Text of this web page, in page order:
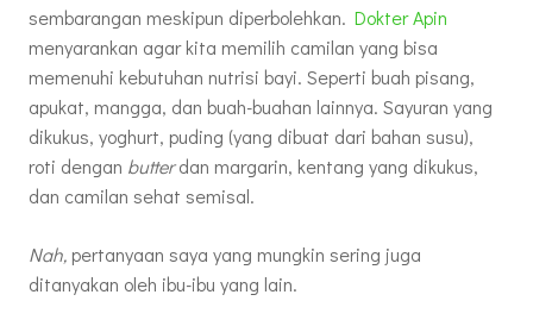
sembarangan meskipun diperbolehkan. Dokter Apin
menyarankan agar kita memilih camilan yang bisa
memenuhi kebutuhan nutrisi bayi. Seperti buah pisang,
apukat, mangga, dan buah-buahan lainnya. Sayuran yang
dikukus, yoghurt, puding (yang dibuat dari bahan susu),
roti dengan butterdan margarin, kentang yang dikukus,
dan camilan sehat semisal.
Nah, pertanyaan saya yang mungkin sering juga
ditanyakan oleh ibu-ibu yang lain.